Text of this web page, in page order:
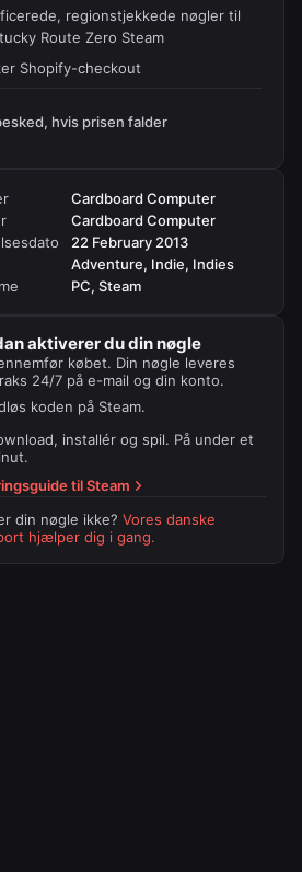
regionstjekkede nøgler til
Route Zero Steam
Shopify-checkout
hvis prisen falder
Cardboard Computer
Cardboard Computer
22 February 2013
Adventure, Indie, Indies
PC, Steam
aktiverer du din nøgle
købet. Din nøgle leveres
24/7 på e-mail og din konto.
koden på Steam.
installér og spil. På under et
tilSteam
din nøgle ikke? Vores danske
hjælper dig i gang.